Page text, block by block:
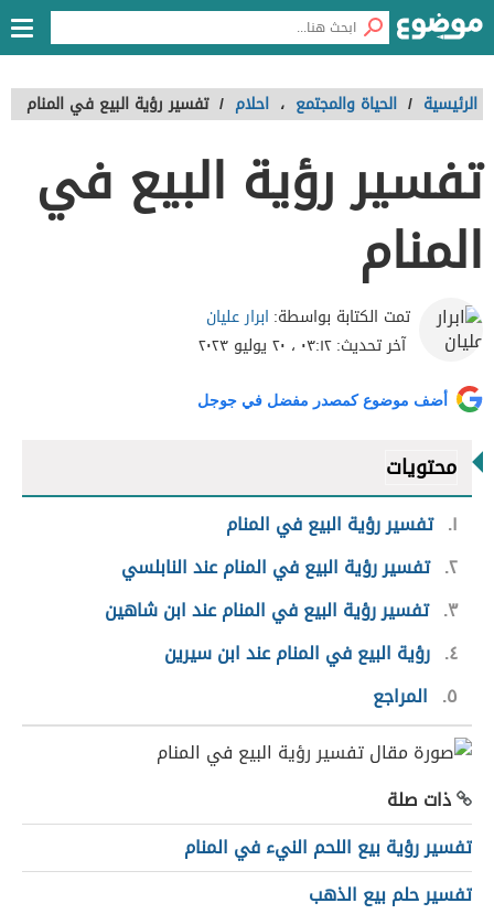
الرئيسية / الحياة والمجتمع ، احلام / تفسير رؤية البيع في المنام
تفسير رؤية البيع في
المنام
تمت الكتابة بواسطة: ابرار عليان
آخر تحديث:٠٣:١٢ ، ٢٠ يوليو ٢٠٢٣
أضف موضوع كمصدر مفضل في جوجل
محتويات
١ تفسير رؤية البيع في المنام
٢ تفسير رؤية البيع في المنام عند النابلسي
٣ تفسير رؤية البيع في المنام عند ابن شاهين
٤ رؤية البيع في المنام عند ابن سيرين
٥
المراجع
ذات صلة
تفسير رؤية بيع اللحم النيء في المنام
تفسير حلم بيع الذهب